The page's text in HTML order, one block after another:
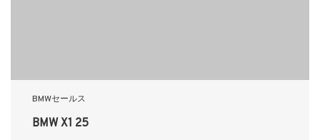
BMWセールス
BMW X1 25